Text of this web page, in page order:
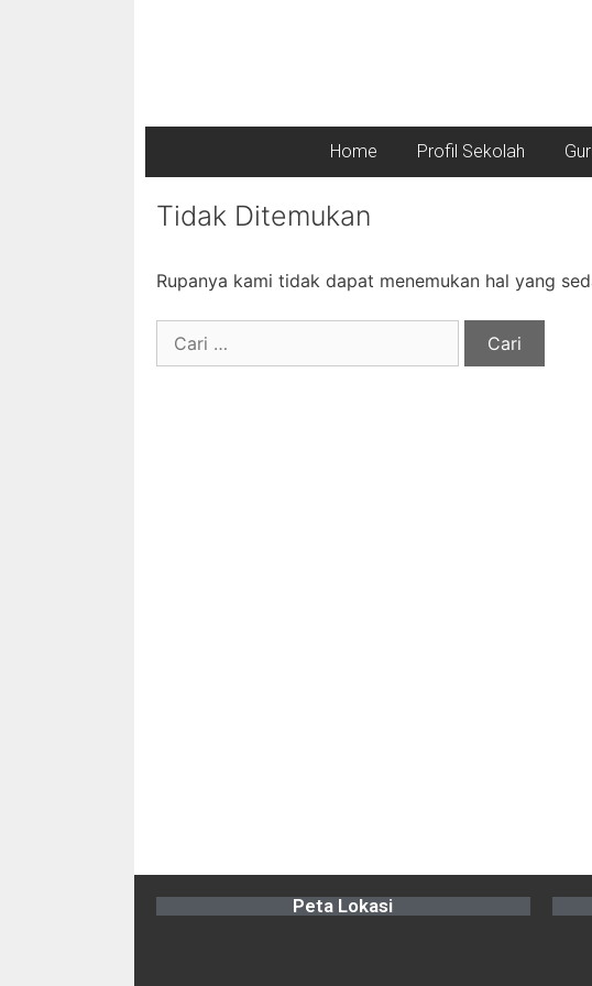
Home Profil Sekolah
Tidak Ditemukan
Rupanya kami tidak dapat menemukan hal yang
Peta Lokasi